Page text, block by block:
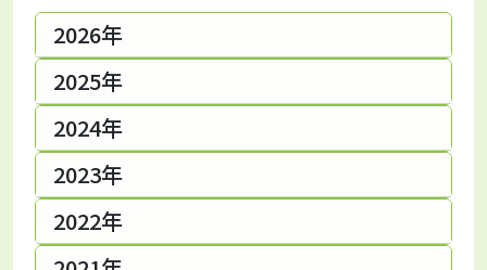
2026年
2025年
2024年
2023年
2022年